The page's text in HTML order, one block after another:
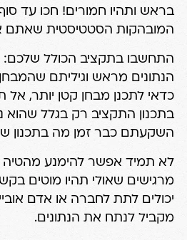
בראש ותהיו חמורים! חכו עד
המובהקות הסטטיסטית שאתם
התחשבו בתקציב הכולל
הנתונים מראש וגיליתם
כדאי לתכנן מבחן קטן יותר, אל
בתכנון התקציב רק בגלל שהוא
השקעתם כבר זמן מה בתכנון
לא תמיד אפשר להימנע
מרגישים שאולי תהיו מוטים
יכולים לתת לחברה או אדם
מקביל לנתח את הנתונים.